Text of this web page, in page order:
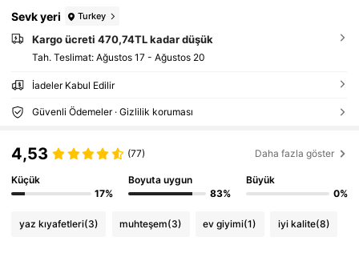
Sevk yeri Turkey
Kargo ücreti 470,74TL kadar düşük
Tah. Teslimat: Ağustos 17 - Ağustos 20
İadeler Kabul Edilir
Güvenli Ödemeler · Gizlilik koruması
4,53 (77) Daha fazla göster
Küçük
17%
Boyuta uygun
83%
Büyük
0%
yaz kıyafetleri(3) muhteşem(3) ev giyimi(1) iyi kalite(8)